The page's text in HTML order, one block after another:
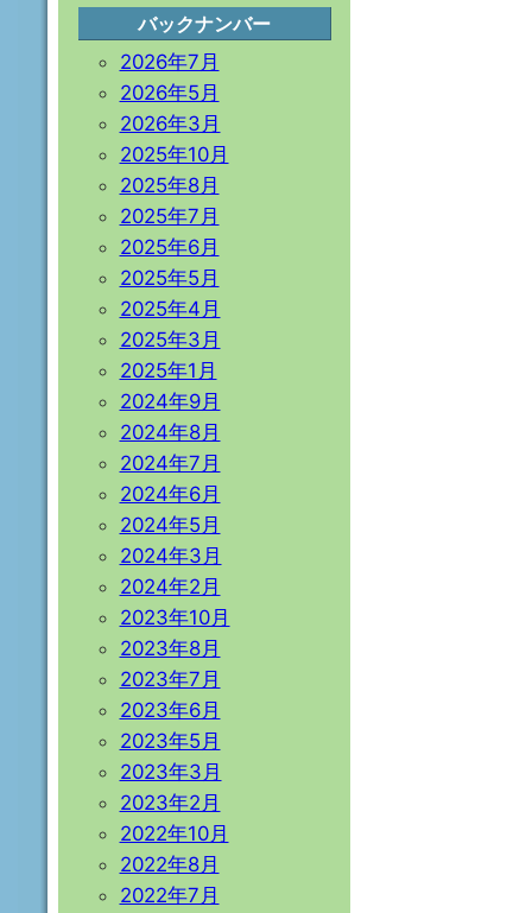
バックナンバー
2026年7月
2026年5月
2026年3月
2025年10月
2025年8月
2025年7月
2025年6月
2025年5月
2025年4月
2025年3月
2025年1月
2024年9月
2024年8月
2024年7月
2024年6月
2024年5月
2024年3月
2024年2月
2023年10月
2023年8月
2023年7月
2023年6月
2023年5月
2023年3月
2023年2月
2022年10月
2022年8月
2022年7月